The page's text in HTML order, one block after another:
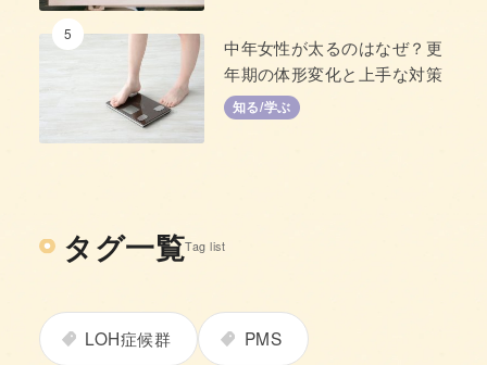
5
中年女性が太るのはなぜ？更
年期の体形変化と上手な対策
知る/学ぶ
タグ一覧Tag list
LOH症候群 PMS